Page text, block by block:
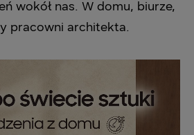
wokół nas. W domu, biurze,
pracowni architekta.